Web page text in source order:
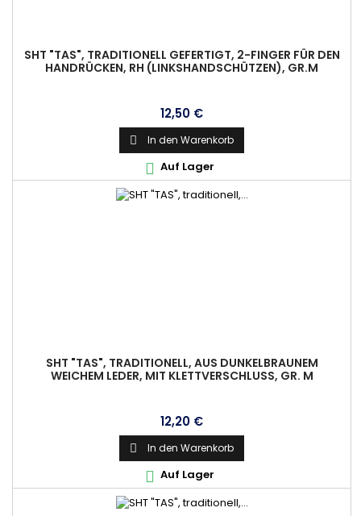
SHT "TAS", TRADITIONELL GEFERTIGT, 2-FINGER FÜR DEN
HANDRÜCKEN, RH (LINKSHANDSCHÜTZEN), GR.M
Preis
12,50 €
 In den Warenkorb
 Auf Lager
SHT "TAS", TRADITIONELL, AUS DUNKELBRAUNEM
WEICHEM LEDER, MIT KLETTVERSCHLUSS, GR. M
Preis
12,20 €
 In den Warenkorb
 Auf Lager